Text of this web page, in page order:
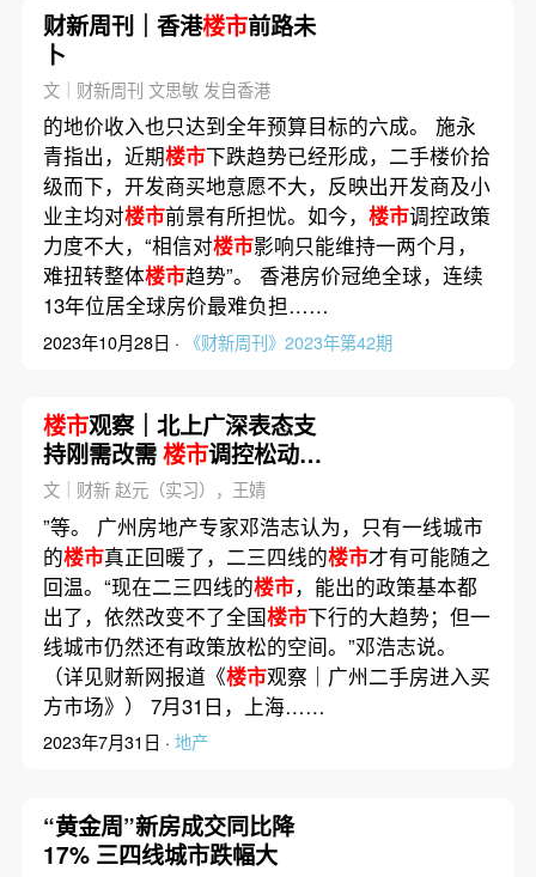
财新周刊｜香港楼市前路未
卜
文｜财新周刊 文思敏 发自香港
的地价收入也只达到全年预算目标的六成。 施永
青指出，近期楼市下跌趋势已经形成，二手楼价拾
级而下，开发商买地意愿不大，反映出开发商及小
业主均对楼市前景有所担忧。如今， 楼市调控政策
力度不大，“相信对楼市影响只能维持一两个月，
难扭转整体楼市趋势”。 香港房价冠绝全球，连续
13年位居全球房价最难负担……
2023年10月28日 · 《财新周刊》2023年第42期
楼市观察｜北上广深表态支
持刚需改需楼市调控松动空
间几何？
文｜财新 赵元（实习），王婧
”等。 广州房地产专家邓浩志认为，只有一线城市
的楼市真正回暖了，二三四线的楼市才有可能随之
回温。“现在二三四线的楼市，能出的政策基本都
出了，依然改变不了全国楼市下行的大趋势；但一
线城市仍然还有政策放松的空间。”邓浩志说。
（详见财新网报道《楼市观察｜广州二手房进入买
方市场》） 7月31日，上海……
2023年7月31日 · 地产
“黄金周”新房成交同比降
17% 三四线城市跌幅大